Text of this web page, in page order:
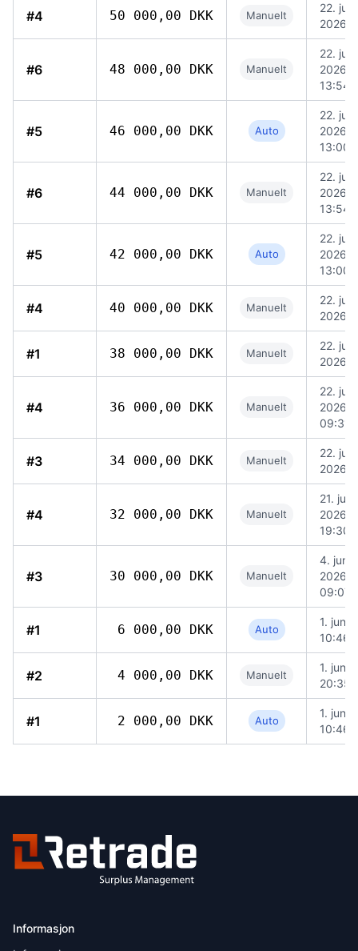
#4 50 000,00 DKK Manuelt
22. juni
2026,
#6 48 000,00 DKK Manuelt
22. juni
2026,
13:54
#5 46 000,00 DKK Auto
22. juni
2026,
13:00
#6 44 000,00 DKK Manuelt
22. juni
2026,
13:54
#5 42 000,00 DKK Auto
22. juni
2026,
13:00
#4 40 000,00 DKK Manuelt
22. juni
2026,
#1 38 000,00 DKK Manuelt
22. juni
2026,
#4 36 000,00 DKK Manuelt
22. juni
2026,
09:31
#3 34 000,00 DKK Manuelt
22. juni
2026,
#4 32 000,00 DKK Manuelt
21. juni
2026,
19:30
#3 30 000,00 DKK Manuelt
4. juni
2026,
09:07
#1 6 000,00 DKK Auto
1. juni
10:46
#2 4 000,00 DKK Manuelt
1. juni
20:35
#1 2 000,00 DKK Auto
1. juni
10:46
Informasjon